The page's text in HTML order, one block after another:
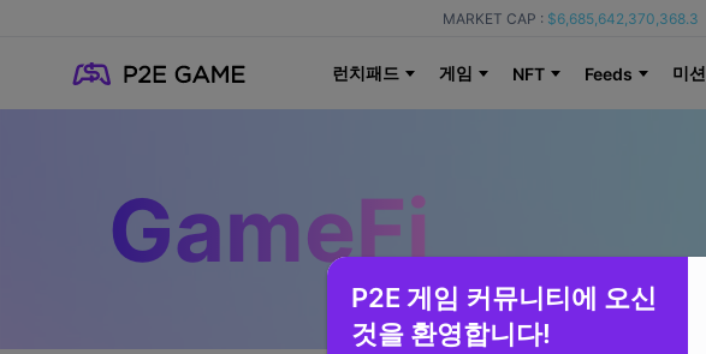
MARKET CAP : $6,685,642,370,368.3
런치패드 게임 NFT Feeds 미션
P2E 게임 커뮤니티에 오신
것을 환영합니다!
GameFi